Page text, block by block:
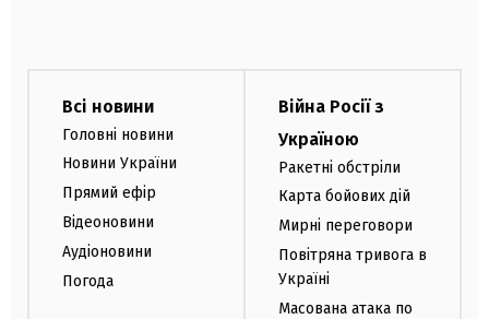
Всі новини
Головні новини
Новини України
Прямий ефір
Відеоновини
Аудіоновини
Погода
Війна Росії з
Україною
Ракетні обстріли
Карта бойових дій
Мирні переговори
Повітряна тривога в
Україні
Масована атака по